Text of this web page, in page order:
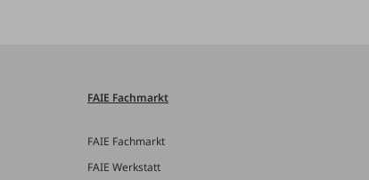
FAIE Fachmarkt
FAIE Fachmarkt
FAIE Werkstatt